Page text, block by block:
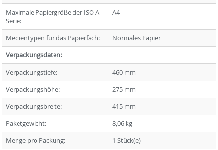
Maximale Papiergröße der ISO A-
Serie:
A4
Medientypen für das Papierfach:
Normales Papier
Verpackungsdaten:
Verpackungstiefe:
460 mm
Verpackungshöhe:
275 mm
Verpackungsbreite:
415 mm
Paketgewicht:
8,06 kg
Menge pro Packung:
1 Stück(e)